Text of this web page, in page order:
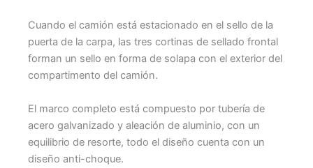
Cuando el camión está estacionado en el sello de la
puerta de la carpa, las tres cortinas de sellado frontal
forman un sello en forma de solapa con el exterior del
compartimento del camión.
El marco completo está compuesto por tubería de
acero galvanizado y aleación de aluminio, con un
equilibrio de resorte, todo el diseño cuenta con un
diseño anti-choque.